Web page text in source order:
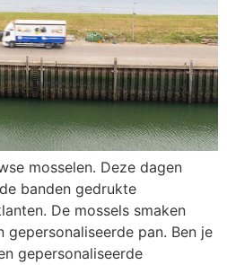
mosselen. Deze dagen
banden gedrukte
De mossels smaken
pan. Ben je
gepersonaliseerde